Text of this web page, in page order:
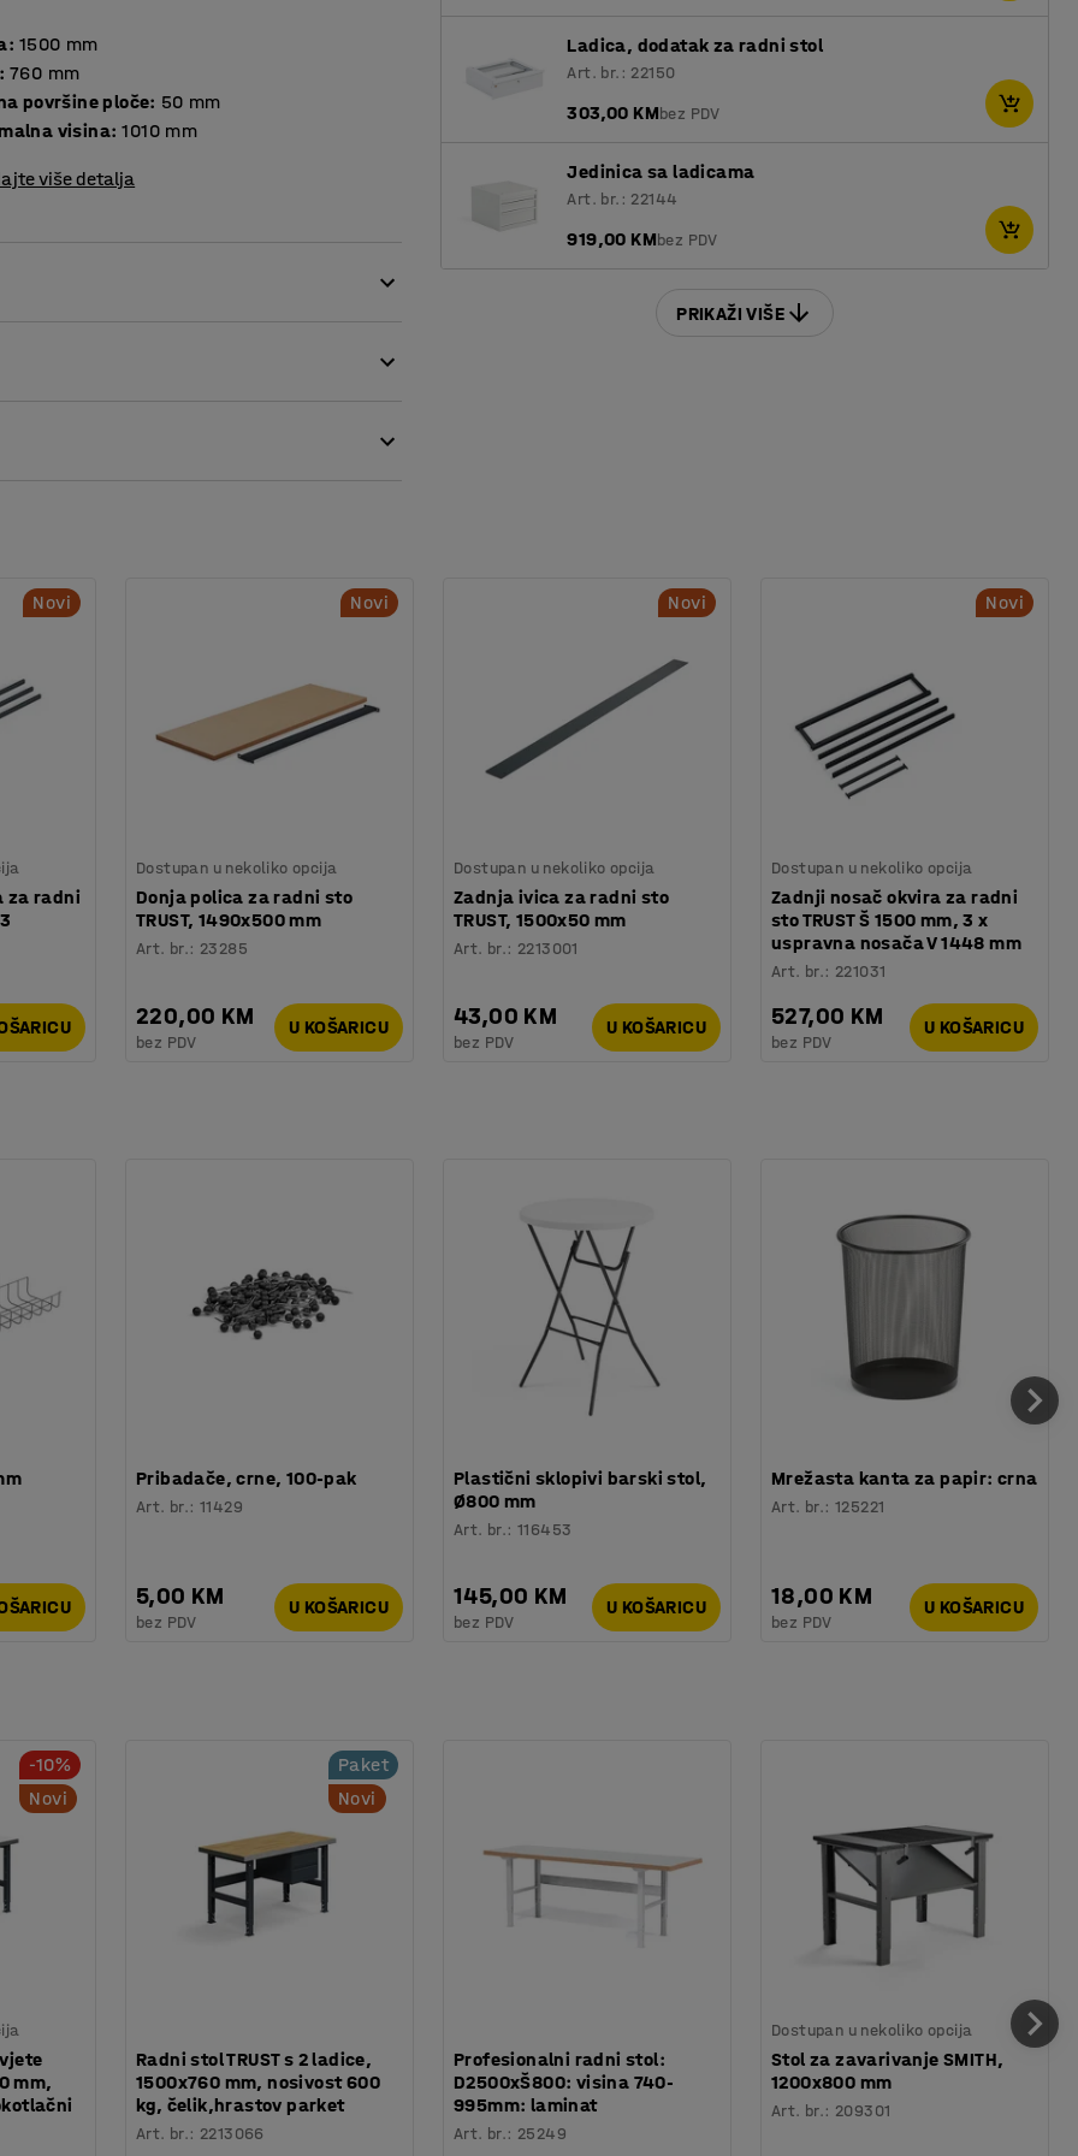
: 1500 mm
: 760 mm
Debljina površine ploče: 50 mm
visina: 1010 mm
više detalja
se također lako prilagođava radnom mjestu
pločom koja odgovara većini poslova.
visine i postizanje udobnog radnog
prilikom stajanja može se dodati radna
s ladicama, ploču za alat, ormarić i
Svi dodaci se prodaju posebno.
Ladica, dodatak za radni stol
Art. br.: 22150
303,00 KMbez PDV
Jedinica sa ladicama
Art. br.: 22144
919,00 KMbez PDV
PRIKAŽI VIŠE
Novi
za radni
Novi
Dostupan u nekoliko opcija
Donja polica za radni sto
TRUST, 1490x500 mm
Art. br.: 23285
220,00 KM
bez PDV
U KOŠARICU
Novi
Dostupan u nekoliko opcija
Zadnja ivica za radni sto
TRUST, 1500x50 mm
Art. br.: 2213001
43,00 KM
bez PDV
U KOŠARICU
Novi
Dostupan u nekoliko opcija
Zadnji nosač okvira za radni
sto TRUST Š 1500 mm, 3 x
uspravna nosača V 1448 mm
Art. br.: 221031
527,00 KM
bez PDV
U KOŠARICU
Pribadače, crne, 100-pak
Art. br.:11429
5,00 KM
bez PDV
U KOŠARICU
Plastični sklopivi barski stol,
Ø800 mm
Art. br.:116453
145,00 KM
bez PDV
U KOŠARICU
Mrežasta kanta za papir: crna
Art. br.:125221
18,00 KM
bez PDV
U KOŠARICU
-10%
Novi
mm,
Paket
Novi
Radni stol TRUST s 2 ladice,
1500x760 mm, nosivost 600
kg, čelik,hrastov parket
Art. br.: 2213066
Profesionalni radni stol:
D2500xŠ800: visina 740-
995mm: laminat
Art. br.: 25249
Dostupan u nekoliko opcija
Stol za zavarivanje SMITH,
1200x800 mm
Art. br.: 209301